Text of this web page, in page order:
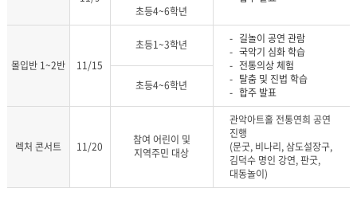
초등4~6학년
몰입반 1~2반 11/15
초등1~3학년
길놀이 공연 관람
국악기 심화 학습
전통의상 체험
탈춤 및 진법 학습
합주 발표
초등4~6학년
렉처 콘서트 11/20
참여 어린이 및
지역주민 대상
관악아트홀 전통연희 공연
진행
(문굿, 비나리, 삼도설장구,
김덕수 명인 강연, 판굿,
대동놀이)